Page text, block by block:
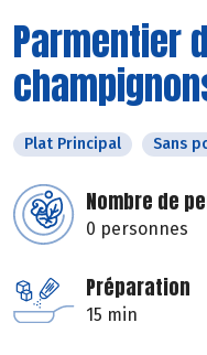
Parmentier
Plat Principal Sans
Nombre de
0 personnes
Préparation
15 min